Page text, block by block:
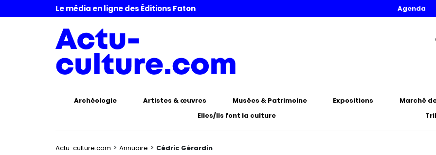
Le média en ligne des Éditions Faton Agenda
Archéologie Artistes & œuvres Musées & Patrimoine Expositions Marché
Elles/Ils font la culture
Actu-culture.com > Annuaire > Cédric Gérardin